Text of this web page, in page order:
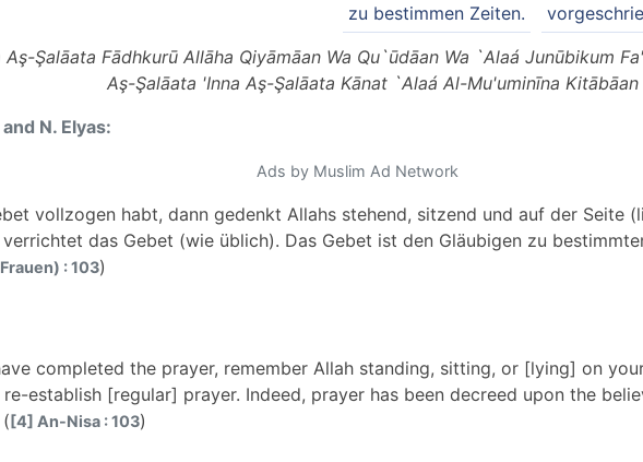
zu bestimmen Zeiten.
Şalāata Fādhkurū Allāha Qiyāmāan Wa Qu`ūdāan Wa `Alaá Junūbikum
Aş-Şalāata 'Inna Aş-Şalāata Kānat `Alaá Al-Mu'uminīna
N. Elyas:
Ads by Muslim Ad Network
vollzogen habt, dann gedenkt Allahs stehend, sitzend und auf der Seite
verrichtet das Gebet (wie üblich). Das Gebet ist den Gläubigen zu
: 103)
completed the prayer, remember Allah standing, sitting, or [lying] on
re-establish [regular] prayer. Indeed, prayer has been decreed upon the
[4] An-Nisa : 103)